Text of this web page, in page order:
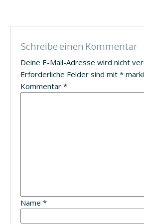
Schreibe einen Kommentar
Deine E-Mail-Adresse wird nicht
Erforderliche Felder sind mit *
Kommentar *
Name *